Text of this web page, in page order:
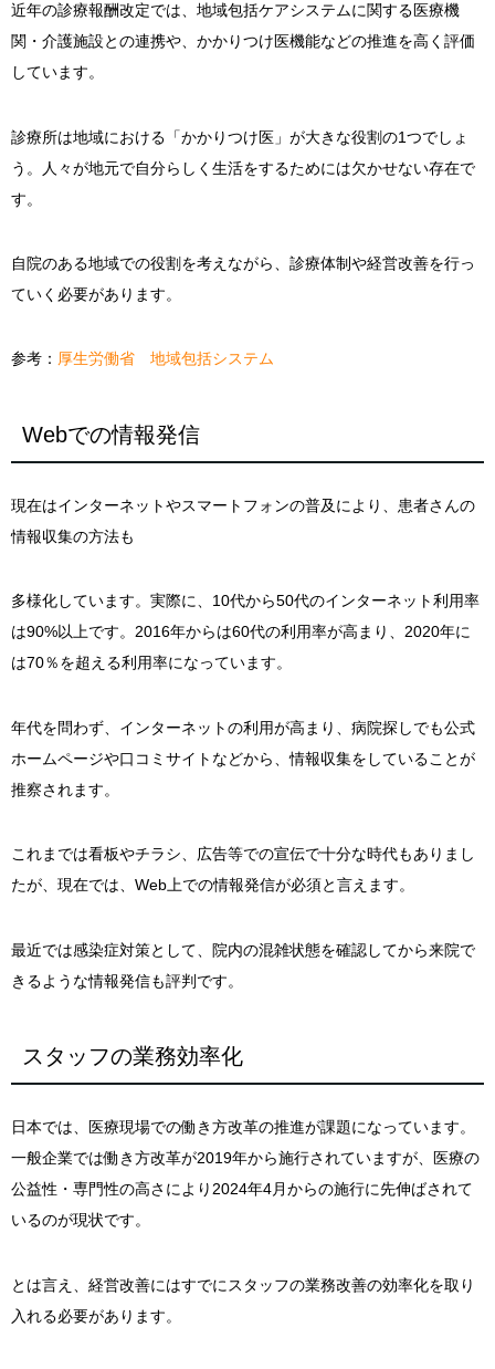
近年の診療報酬改定では、地域包括ケアシステムに関する医療機
関・介護施設との連携や、かかりつけ医機能などの推進を高く評価
しています。
診療所は地域における「かかりつけ医」が大きな役割の1つでしょ
う。人々が地元で自分らしく生活をするためには欠かせない存在で
す。
自院のある地域での役割を考えながら、診療体制や経営改善を行っ
ていく必要があります。
参考： 厚生労働省 地域包括システム
Webでの情報発信
現在はインターネットやスマートフォンの普及により、患者さんの
情報収集の方法も
多様化しています。実際に、10代から50代のインターネット利用率
は90%以上です。2016年からは60代の利用率が高まり、2020年に
は70％を超える利用率になっています。
年代を問わず、インターネットの利用が高まり、病院探しでも公式
ホームページや口コミサイトなどから、情報収集をしていることが
推察されます。
これまでは看板やチラシ、広告等での宣伝で十分な時代もありまし
たが、現在では、Web上での情報発信が必須と言えます。
最近では感染症対策として、院内の混雑状態を確認してから来院で
きるような情報発信も評判です。
スタッフの業務効率化
日本では、医療現場での働き方改革の推進が課題になっています。
一般企業では働き方改革が2019年から施行されていますが、医療の
公益性・専門性の高さにより2024年4月からの施行に先伸ばされて
いるのが現状です。
とは言え、経営改善にはすでにスタッフの業務改善の効率化を取り
入れる必要があります。